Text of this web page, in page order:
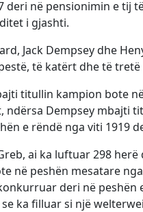
deri në pensionimin e tij
i gjashti.
Jack Dempsey dhe
të katërt dhe të
titullin kampion bote
ndërsa Dempsey mbajti
e rëndë nga viti 1919
ai ka luftuar 298 herë
në peshën mesatare
deri në peshën
ka filluar si një